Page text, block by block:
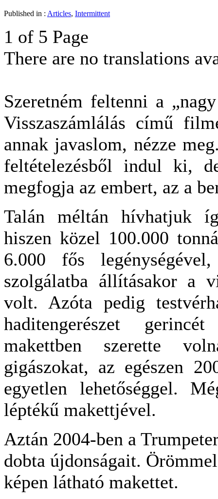
Published in : Articles, Intermittent
1 of 5 Page
There are no translations
Szeretném feltenni a
Visszaszámlálás című
annak javaslom, nézze
feltételezésből indul ki,
megfogja az embert, az a
Talán méltán hívhatjuk
hiszen közel 100.000
6.000 fős
szolgálatba állításakor a
volt. Azóta pedig
haditengerészet
makettben szerette
gigászokat, az egészen
egyetlen lehetőséggel.
léptékű makettjével.
Aztán 2004-ben a
dobta újdonságait.
képen látható makettet.